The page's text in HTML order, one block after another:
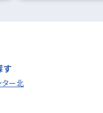
す
ター北